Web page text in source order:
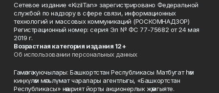
Сетевое издание «KizilTan» зарегистрировано Федеральной
службой по надзору в сфере связи, информационных
технологий и массовых коммуникаций (РОСКОМНАДЗОР)
Регистрационный номер: серия Эл № ФС 77-75682 от 24 мая
2019 г.
Возрастная категория издания 12+
Об использовании персональных данных
Гамәлгә куючылары: Башкортстан Республикасы Матбугат һәм
киңкүләм мәгълүмат чаралары агентлыгы, «Башкортстан
Республикасы» нәшрият йорты акционерлык җәмгыяте.